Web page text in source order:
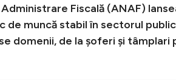
Fiscală (ANAF)
muncă stabil în sectorul
domenii, de la șoferi și tâmplari